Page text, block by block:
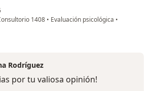
1408 • Evaluación psicológica •
Rodríguez
por tu valiosa opinión!